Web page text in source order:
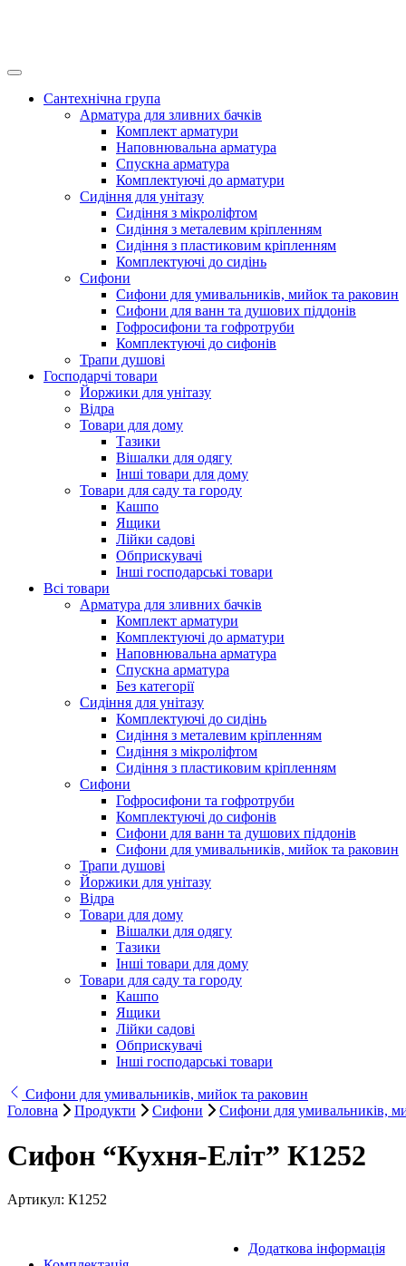
Сантехнічна група
Арматура для зливних бачків
Комплект арматури
Наповнювальна арматура
Спускна арматура
Комплектуючі до арматури
Сидіння для унітазу
Сидіння з мікроліфтом
Сидіння з металевим кріпленням
Сидіння з пластиковим кріпленням
Комплектуючі до сидінь
Сифони
Сифони для умивальників, мийок та раковин
Сифони для ванн та душових піддонів
Гофросифони та гофротруби
Комплектуючі до сифонів
Трапи душові
Господарчі товари
Йоржики для унітазу
Відра
Товари для дому
Тазики
Вішалки для одягу
Інші товари для дому
Товари для саду та городу
Кашпо
Ящики
Лійки садові
Обприскувачі
Інші господарські товари
Всі товари
Арматура для зливних бачків
Комплект арматури
Комплектуючі до арматури
Наповнювальна арматура
Спускна арматура
Без категорії
Сидіння для унітазу
Комплектуючі до сидінь
Сидіння з металевим кріпленням
Сидіння з мікроліфтом
Сидіння з пластиковим кріпленням
Сифони
Гофросифони та гофротруби
Комплектуючі до сифонів
Сифони для ванн та душових піддонів
Сифони для умивальників, мийок та раковин
Трапи душові
Йоржики для унітазу
Відра
Товари для дому
Вішалки для одягу
Тазики
Інші товари для дому
Товари для саду та городу
Кашпо
Ящики
Лійки садові
Обприскувачі
Інші господарські товари
Сифони для умивальників, мийок та раковин
Головна
Продукти Сифони Сифони для умивальників,
Сифон “Кухня-Еліт” К1252
Артикул: К1252
Додаткова інформація